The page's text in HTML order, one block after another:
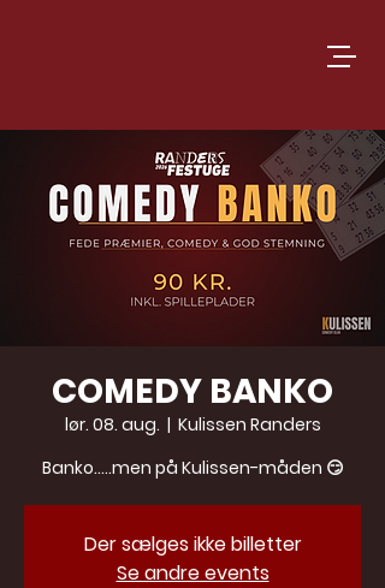
COMEDY BANKO
lør. 08. aug.
  |
Kulissen Randers
Banko…..men på Kulissen-måden 😏
Der sælges ikke billetter
Se andre events